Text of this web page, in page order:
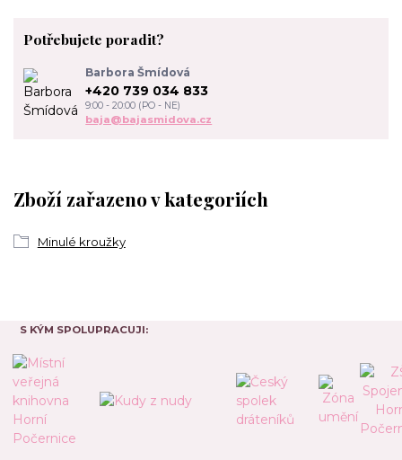
Zboží zařazeno v kategoriích
Minulé kroužky
Potřebujete poradit?
Barbora Šmídová
+420 739 034 833
9:00 - 20:00 (PO - NE)
baja@bajasmidova.cz
S KÝM SPOLUPRACUJI: